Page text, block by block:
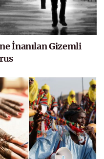
İnanılan Gizemli